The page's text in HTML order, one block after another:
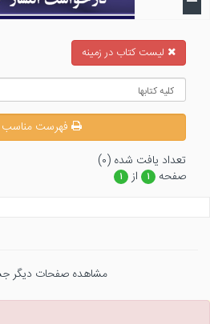
ليست كتاب در زمينه
فهرست
تعداد يافت شده (۰)
صفحه
۱ از ۱
مشاهده صفحات دیگر